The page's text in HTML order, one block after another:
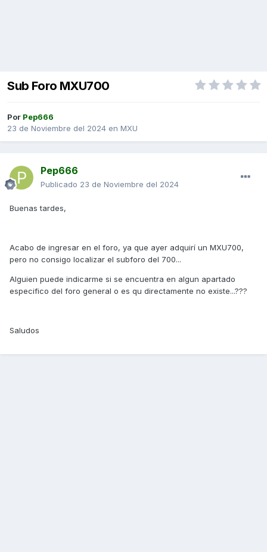
Sub Foro MXU700
Por Pep666
23 de Noviembre del 2024 en MXU
Pep666
Publicado 23 de Noviembre del 2024
Buenas tardes,
Acabo de ingresar en el foro, ya que ayer adquirí un MXU700,
pero no consigo localizar el subforo del 700...
Alguien puede indicarme si se encuentra en algun apartado
especifico del foro general o es qu directamente no existe...???
Saludos